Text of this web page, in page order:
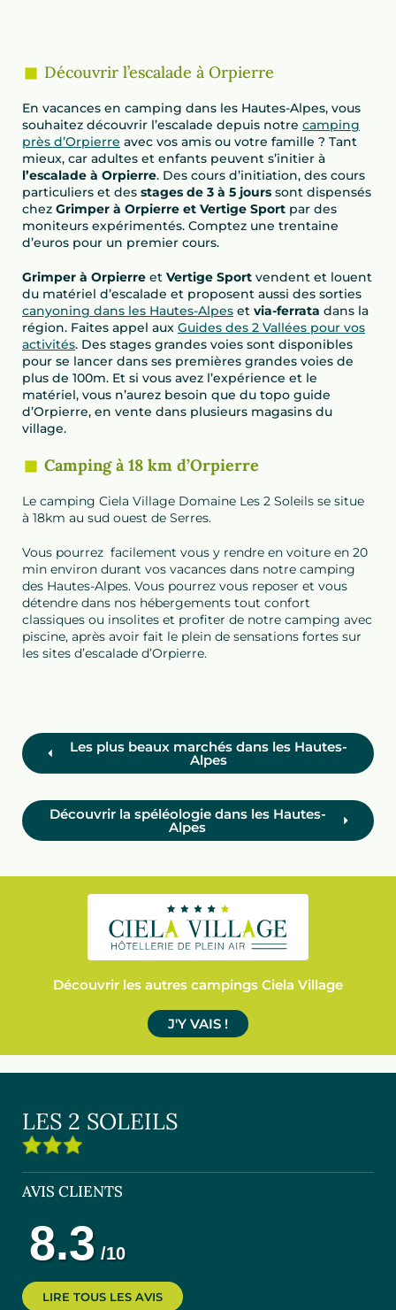
Découvrir l’escalade à Orpierre
En vacances en camping dans les Hautes-Alpes, vous
souhaitez découvrir l’escalade depuis notre camping
près d’Orpierre avec vos amis ou votre famille ? Tant
mieux, car adultes et enfants peuvent s’initier à
l’escalade à Orpierre. Des cours d’initiation, des cours
particuliers et des stages de 3 à 5 jours sont dispensés
chez Grimper à Orpierre et Vertige Sport par des
moniteurs expérimentés. Comptez une trentaine
d’euros pour un premier cours.
Grimper à Orpierre et Vertige Sport vendent et louent
du matériel d’escalade et proposent aussi des sorties
canyoning dans les Hautes-Alpes et via-ferrata dans la
région. Faites appel aux Guides des 2 Vallées pour vos
activités. Des stages grandes voies sont disponibles
pour se lancer dans ses premières grandes voies de
plus de 100m. Et si vous avez l’expérience et le
matériel, vous n’aurez besoin que du topo guide
d’Orpierre, en vente dans plusieurs magasins du
village.
Camping à 18 km d’Orpierre
Le camping Ciela Village Domaine Les 2 Soleils se situe
à 18km au sud ouest de Serres.
Vous pourrez facilement vous y rendre en voiture en 20
min environ durant vos vacances dans notre camping
des Hautes-Alpes. Vous pourrez vous reposer et vous
détendre dans nos hébergements tout confort
classiques ou insolites et profiter de notre camping avec
piscine, après avoir fait le plein de sensations fortes sur
les sites d’escalade d’Orpierre.
Les plus beaux marchés dans les Hautes-
Alpes
Découvrir la spéléologie dans les Hautes-
Alpes
Découvrir les autres campings Ciela Village
J'Y VAIS !
LES 2 SOLEILS
AVIS CLIENTS
LIRE TOUS LES AVIS